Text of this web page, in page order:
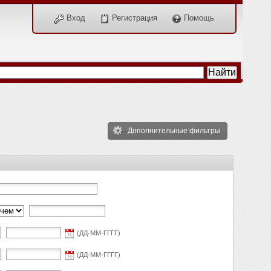
Вход Регистрация Помощь
Дополнительные фильтры
(ДД-ММ-ГГГГ)
(ДД-ММ-ГГГГ)